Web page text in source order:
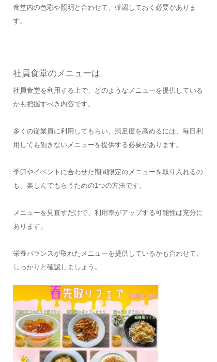
食堂内の色彩や照明と合わせて、確認しておく必要がありま
す。
社員食堂のメニューは
社員食堂を利用する上で、どのようなメニューを提供している
かも把握すべき内容です。
多くの従業員に利用してもらい、満足度を高めるには、毎日利
用しても飽きないメニューを提供する必要があります。
季節やイベントに合わせた期間限定のメニューを取り入れるの
も、楽しんでもらうための1つの方法です。
メニューを見直すだけで、利用率がアップする可能性は充分に
あります。
栄養バランスが取れたメニューを提供しているかも合わせて、
しっかりと確認しましょう。